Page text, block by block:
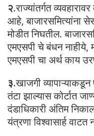
२.राज्यांतर्गत
आहे, बाजारसमित्यांना
मोडीत निघतील.
एमएसपी चे बंधन नाहीये,
एमएसपी चा अर्थ काय
३.खाजगी
तंटा झाल्यास कोर्टात
दंडाधिकारी अंतिम
यंत्रणा विश्वासार्ह वाटत